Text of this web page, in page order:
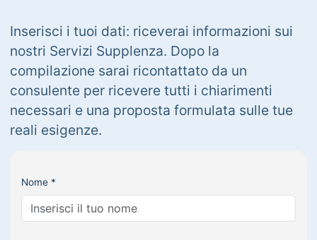
Inserisci i tuoi dati: riceverai informazioni sui
nostri Servizi Supplenza. Dopo la
compilazione sarai ricontattato da un
consulente per ricevere tutti i chiarimenti
necessari e una proposta formulata sulle tue
reali esigenze.
Nome *